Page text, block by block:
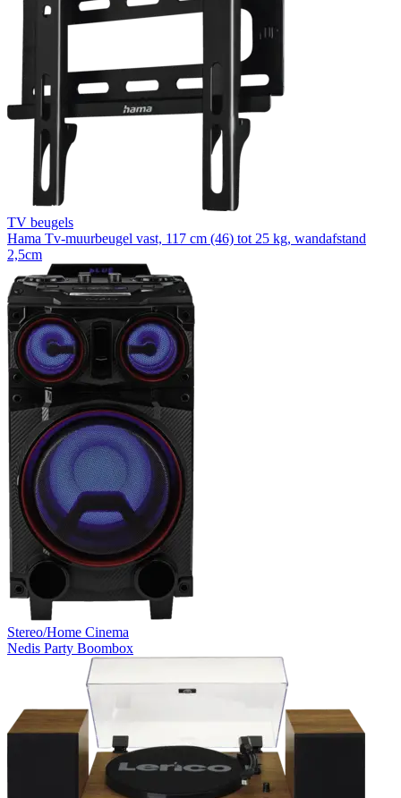
TV beugels
Hama Tv-muurbeugel vast, 117 cm (46) tot 25 kg, wandafstand
2,5cm
Stereo/Home Cinema
Nedis Party Boombox